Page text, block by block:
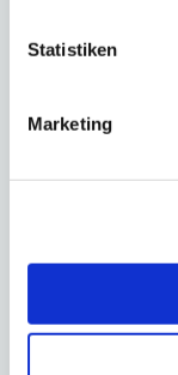
Statistiken
Marketing
haben immer noch